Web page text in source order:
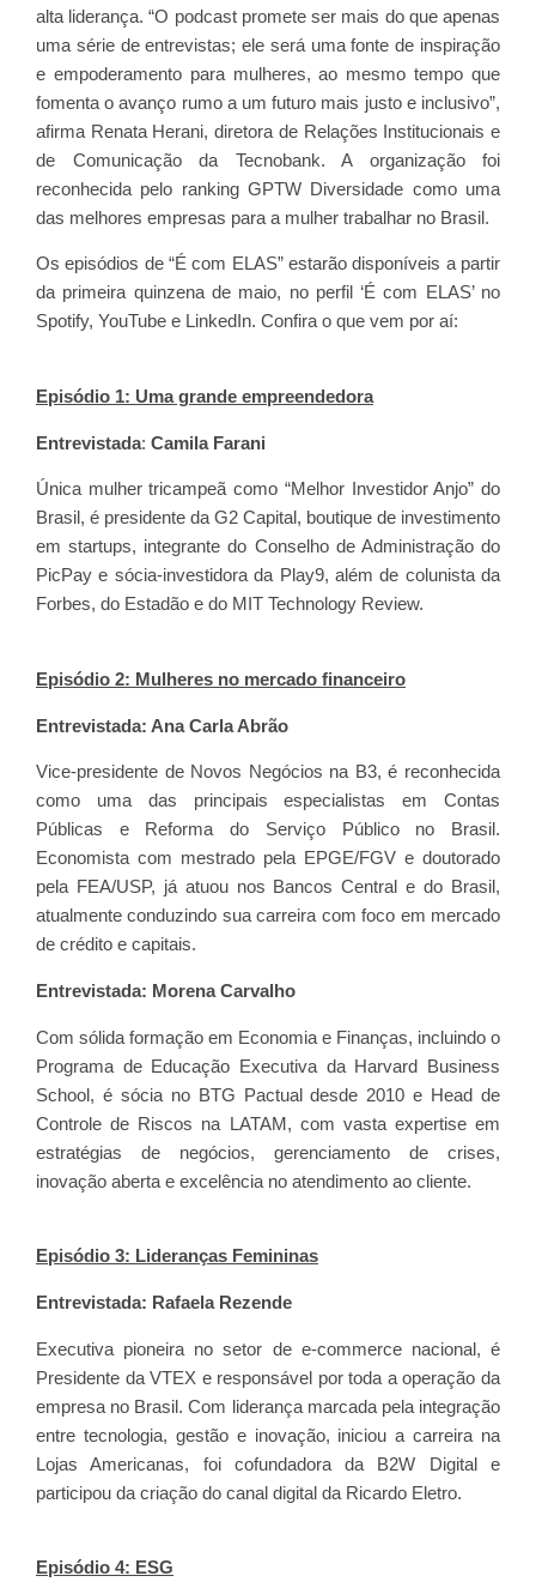
alta liderança. “O podcast promete ser mais do que apenas
uma série de entrevistas; ele será uma fonte de inspiração
e empoderamento para mulheres, ao mesmo tempo que
fomenta o avanço rumo a um futuro mais justo e inclusivo”,
afirma Renata Herani, diretora de Relações Institucionais e
de Comunicação da Tecnobank. A organização foi
reconhecida pelo ranking GPTW Diversidade como uma
das melhores empresas para a mulher trabalhar no Brasil.
Os episódios de “É com ELAS” estarão disponíveis a partir
da primeira quinzena de maio, no perfil ‘É com ELAS’ no
Spotify, YouTube e LinkedIn. Confira o que vem por aí:
Episódio 1: Uma grande empreendedora
Entrevistada: Camila Farani
Única mulher tricampeã como “Melhor Investidor Anjo” do
Brasil, é presidente da G2 Capital, boutique de investimento
em startups, integrante do Conselho de Administração do
PicPay e sócia-investidora da Play9, além de colunista da
Forbes, do Estadão e do MIT Technology Review.
Episódio 2: Mulheres no mercado financeiro
Entrevistada: Ana Carla Abrão
Vice-presidente de Novos Negócios na B3, é reconhecida
como uma das principais especialistas em Contas
Públicas e Reforma do Serviço Público no Brasil.
Economista com mestrado pela EPGE/FGV e doutorado
pela FEA/USP, já atuou nos Bancos Central e do Brasil,
atualmente conduzindo sua carreira com foco em mercado
de crédito e capitais.
Entrevistada: Morena Carvalho
Com sólida formação em Economia e Finanças, incluindo o
Programa de Educação Executiva da Harvard Business
School, é sócia no BTG Pactual desde 2010 e Head de
Controle de Riscos na LATAM, com vasta expertise em
estratégias de negócios, gerenciamento de crises,
inovação aberta e excelência no atendimento ao cliente.
Episódio 3: Lideranças Femininas
Entrevistada: Rafaela Rezende
Executiva pioneira no setor de e-commerce nacional, é
Presidente da VTEX e responsável por toda a operação da
empresa no Brasil. Com liderança marcada pela integração
entre tecnologia, gestão e inovação, iniciou a carreira na
Lojas Americanas, foi cofundadora da B2W Digital e
participou da criação do canal digital da Ricardo Eletro.
Episódio 4: ESG